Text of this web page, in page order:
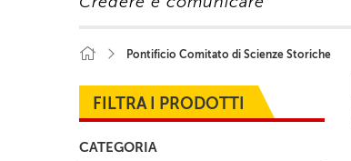
Pontificio Comitato di Scienze Storiche
FILTRA I PRODOTTI
CATEGORIA